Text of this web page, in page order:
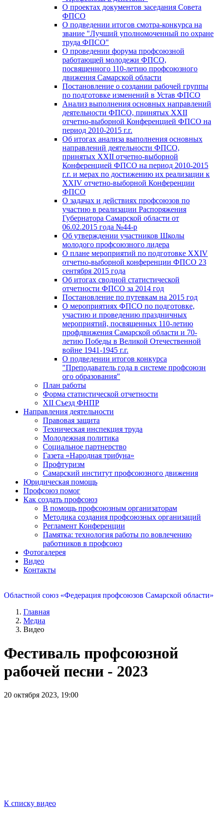
О проектах документов заседания Совета
ФПСО
О подведении итогов смотра-конкурса на
звание "Лучший уполномоченный по охране
труда ФПСО"
О проведении форума профсоюзной
работающей молодежи ФПСО,
посвященного 110-летию профсоюзного
движения Самарской области
Постановление о создании рабочей группы
по подготовке изменений в Устав ФПСО
Анализ выполнения основных направлений
деятельности ФПСО, принятых XXII
отчетно-выборной Конференцией ФПСО на
период 2010-2015 г.г.
Об итогах анализа выполнения основных
направлений деятельности ФПСО,
принятых XXII отчетно-выборной
Конференцией ФПСО на период 2010-2015
г.г. и мерах по достижению их реализации к
XXIV отчетно-выборной Конференции
ФПСО
О задачах и действиях профсоюзов по
участию в реализации Распоряжения
Губернатора Самарской области от
06.02.2015 года №44-р
Об утверждении участников Школы
молодого профсоюзного лидера
О плане мероприятий по подготовке XXIV
отчетно-выборной конференции ФПСО 23
сентября 2015 года
Об итогах сводной статистической
отчетности ФПСО за 2014 год
Постановление по путевкам на 2015 год
О мероприятиях ФПСО по подготовке,
участию и проведению праздничных
мероприятий, посвященных 110-летию
профдвижения Самарской области и 70-
летию Победы в Великой Отечественной
войне 1941-1945 г.г.
О подведении итогов конкурса
"Преподаватель года в системе профсоюзн
ого образования"
План работы
Форма статистической отчетности
XII Съезд ФНПР
Направления деятельности
Правовая защита
Техническая инспекция труда
Молодежная политика
Социальное партнерство
Газета «Народная трибуна»
Профтуризм
Самарский институт профсоюзного движения
Юридическая помощь
Профсоюз помог
Как создать профсоюз
В помощь профсоюзным организаторам
Методика создания профсоюзных организаций
Регламент Конференции
Памятка: технология работы по вовлечению
работников в профсоюз
Фотогалерея
Видео
Контакты
Областной союз «Федерация профсоюзов Самарской области»
Главная
Медиа
Видео
Фестиваль профсоюзной
рабочей песни - 2023
20 октября 2023, 19:00
К списку видео